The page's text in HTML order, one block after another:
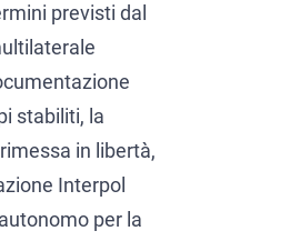
previsti dal
stabiliti, la
in libertà,
Interpol
per la